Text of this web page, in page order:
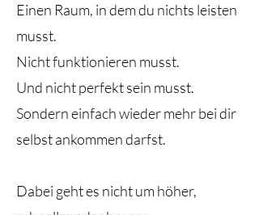
Einen Raum, in dem du nichts leisten
musst.
Nicht funktionieren musst.
Und nicht perfekt sein musst.
Sondern einfach wieder mehr bei dir
selbst ankommen darfst.
Dabei geht es nicht um höher,